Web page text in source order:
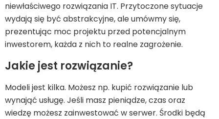
niewłaściwego rozwiązania IT. Przytoczone sytuacje
wydają się być abstrakcyjne, ale umówmy się,
prezentując moc projektu przed potencjalnym
inwestorem, każda z nich to realne zagrożenie.
Jakie jest rozwiązanie?
Modeli jest kilka. Możesz np. kupić rozwiązanie lub
wynająć usługę. Jeśli masz pieniądze, czas oraz
wiedzę możesz zainwestować w serwer. Środki będą